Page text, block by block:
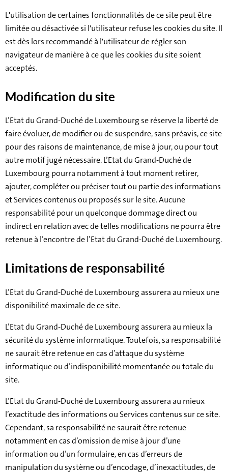
L'utilisation de certaines fonctionnalités de ce site peut être
limitée ou désactivée si l'utilisateur refuse les cookies du site. Il
est dès lors recommandé à l'utilisateur de régler son
navigateur de manière à ce que les cookies du site soient
acceptés.
Modification du site
L’Etat du Grand-Duché de Luxembourg se réserve la liberté de
faire évoluer, de modifier ou de suspendre, sans préavis, ce site
pour des raisons de maintenance, de mise à jour, ou pour tout
autre motif jugé nécessaire. L’Etat du Grand-Duché de
Luxembourg pourra notamment à tout moment retirer,
ajouter, compléter ou préciser tout ou partie des informations
et Services contenus ou proposés sur le site. Aucune
responsabilité pour un quelconque dommage direct ou
indirect en relation avec de telles modifications ne pourra être
retenue à l’encontre de l’Etat du Grand-Duché de Luxembourg.
Limitations de responsabilité
L’Etat du Grand-Duché de Luxembourg assurera au mieux une
disponibilité maximale de ce site.
L’Etat du Grand-Duché de Luxembourg assurera au mieux la
sécurité du système informatique. Toutefois, sa responsabilité
ne saurait être retenue en cas d’attaque du système
informatique ou d’indisponibilité momentanée ou totale du
site.
L’Etat du Grand-Duché de Luxembourg assurera au mieux
l’exactitude des informations ou Services contenus sur ce site.
Cependant, sa responsabilité ne saurait être retenue
notamment en cas d’omission de mise à jour d’une
information ou d’un formulaire, en cas d’erreurs de
manipulation du système ou d’encodage, d’inexactitudes, de